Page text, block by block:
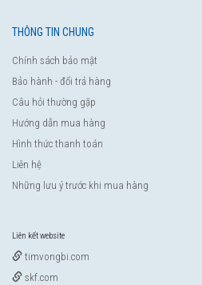
THÔNG TIN CHUNG
Chính sách bảo mật
Bảo hành - đổi trả hàng
Câu hỏi thường gặp
Hướng dẫn mua hàng
Hình thức thanh toán
Liên hệ
Những lưu ý trước khi mua hàng
Liên kết website
timvongbi.com
skf.com